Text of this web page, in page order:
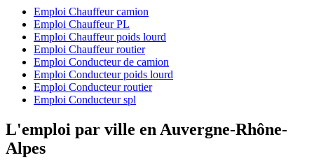
Emploi Chauffeur camion
Emploi Chauffeur PL
Emploi Chauffeur poids lourd
Emploi Chauffeur routier
Emploi Conducteur de camion
Emploi Conducteur poids lourd
Emploi Conducteur routier
Emploi Conducteur spl
L'emploi par ville en Auvergne-Rhône-
Alpes